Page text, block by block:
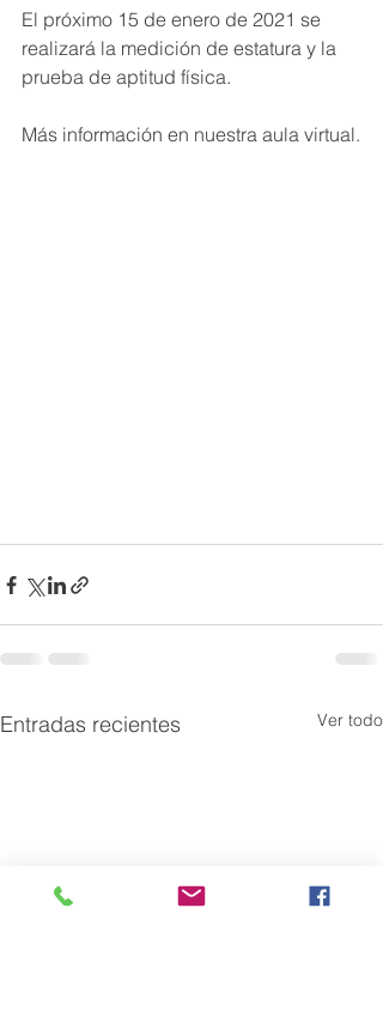
El próximo 15 de enero de 2021 se
realizará la medición de estatura y la
prueba de aptitud física.
Más información en nuestra aula virtual.
Entradas recientes Ver todo